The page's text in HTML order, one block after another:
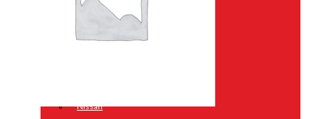
Hyundai
Nissan